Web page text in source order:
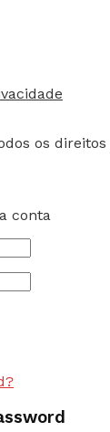
os direitos
conta